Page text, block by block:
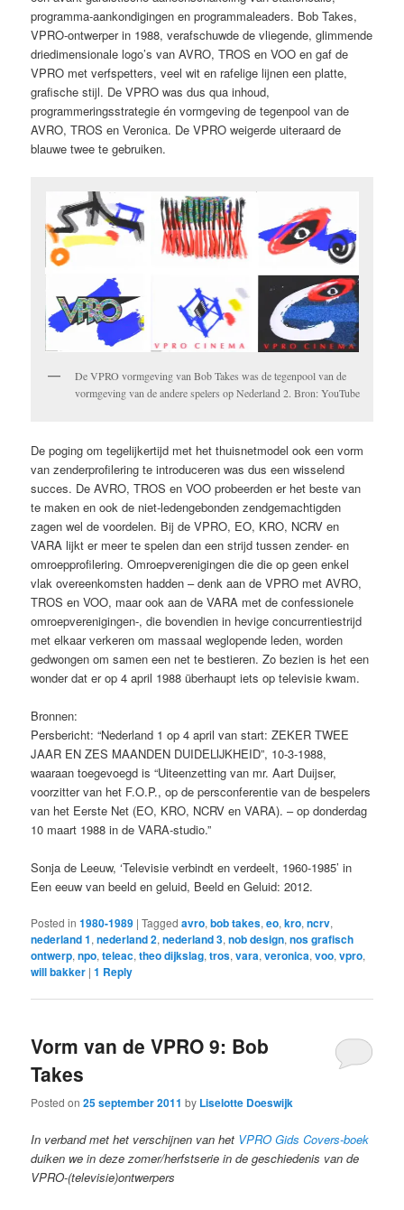
programma-aankondigingen en programmaleaders. Bob Takes,
VPRO-ontwerper in 1988, verafschuwde de vliegende, glimmende
driedimensionale logo’s van AVRO, TROS en VOO en gaf de
VPRO met verfspetters, veel wit en rafelige lijnen een platte,
grafische stijl. De VPRO was dus qua inhoud,
programmeringsstrategie én vormgeving de tegenpool van de
AVRO, TROS en Veronica. De VPRO weigerde uiteraard de
blauwe twee te gebruiken.
De VPRO vormgeving van Bob Takes was de tegenpool van de
vormgeving van de andere spelers op Nederland 2. Bron: YouTube
De poging om tegelijkertijd met het thuisnetmodel ook een vorm
van zenderprofilering te introduceren was dus een wisselend
succes. De AVRO, TROS en VOO probeerden er het beste van
te maken en ook de niet-ledengebonden zendgemachtigden
zagen wel de voordelen. Bij de VPRO, EO, KRO, NCRV en
VARA lijkt er meer te spelen dan een strijd tussen zender- en
omroepprofilering. Omroepverenigingen die die op geen enkel
vlak overeenkomsten hadden – denk aan de VPRO met AVRO,
TROS en VOO, maar ook aan de VARA met de confessionele
omroepverenigingen-, die bovendien in hevige concurrentiestrijd
met elkaar verkeren om massaal weglopende leden, worden
gedwongen om samen een net te bestieren. Zo bezien is het een
wonder dat er op 4 april 1988 überhaupt iets op televisie kwam.
Bronnen:
Persbericht: “Nederland 1 op 4 april van start: ZEKER TWEE
JAAR EN ZES MAANDEN DUIDELIJKHEID”, 10-3-1988,
waaraan toegevoegd is “Uiteenzetting van mr. Aart Duijser,
voorzitter van het F.O.P., op de persconferentie van de bespelers
van het Eerste Net (EO, KRO, NCRV en VARA). – op donderdag
10 maart 1988 in de VARA-studio.”
Sonja de Leeuw, ‘Televisie verbindt en verdeelt, 1960-1985’ in
Een eeuw van beeld en geluid, Beeld en Geluid: 2012.
Posted in 1980-1989 |Tagged avro,bob takes,eo,kro,ncrv,
nederland 1,nederland 2,nederland 3,nob design,nos grafisch
ontwerp,npo,teleac,theo dijkslag,tros,vara,veronica,voo,vpro,
will bakker |1 Reply
Vorm van de VPRO 9: Bob
Takes
Posted on25 september 2011 by Liselotte Doeswijk
In verband met het verschijnen van het VPRO Gids Covers-boek
duiken we in deze zomer/herfstserie in de geschiedenis van de
VPRO-(televisie)ontwerpers